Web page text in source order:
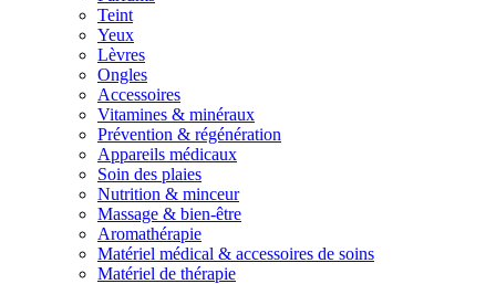
Teint
Yeux
Lèvres
Ongles
Accessoires
Vitamines & minéraux
Prévention & régénération
Appareils médicaux
Soin des plaies
Nutrition & minceur
Massage & bien-être
Aromathérapie
Matériel médical & accessoires de soins
Matériel de thérapie